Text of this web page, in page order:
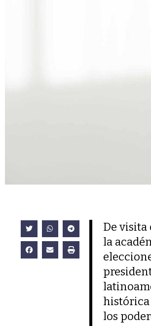
De visita
la
histórica
los